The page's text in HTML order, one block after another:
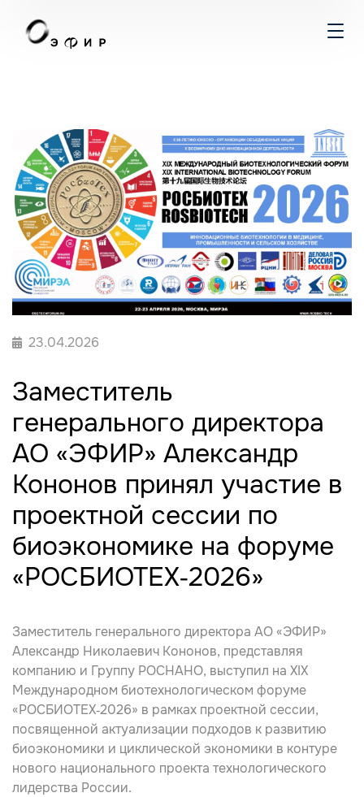
23.04.2026
Заместитель
генерального директора
АО «ЭФИР» Александр
Кононов принял участие в
проектной сессии по
биоэкономике на форуме
«РОСБИОТЕХ‑2026»
Заместитель генерального директора АО «ЭФИР»
Александр Николаевич Кононов, представляя
компанию и Группу РОСНАНО, выступил на XIX
Международном биотехнологическом форуме
«РОСБИОТЕХ‑2026» в рамках проектной сессии,
посвященной актуализации подходов к развитию
биоэкономики и циклической экономики в контуре
нового национального проекта технологического
лидерства России.